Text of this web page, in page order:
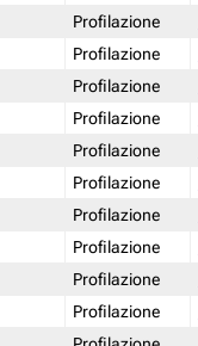
Profilazione
Profilazione
Profilazione
Profilazione
Profilazione
Profilazione
Profilazione
Profilazione
Profilazione
Profilazione